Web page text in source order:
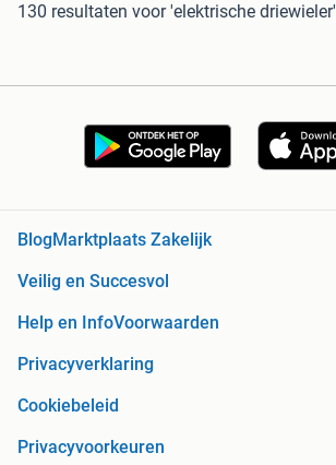
130 resultaten voor 'elektrische driewieler'
Blog Marktplaats Zakelijk
Veilig en Succesvol
Help en InfoVoorwaarden
Privacyverklaring
Cookiebeleid
Privacyvoorkeuren